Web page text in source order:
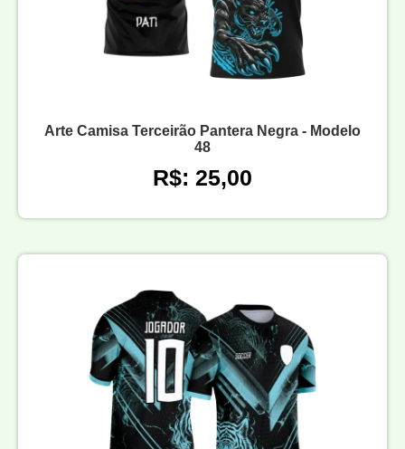
Arte Camisa Terceirão Pantera Negra - Modelo
48
R$: 25,00